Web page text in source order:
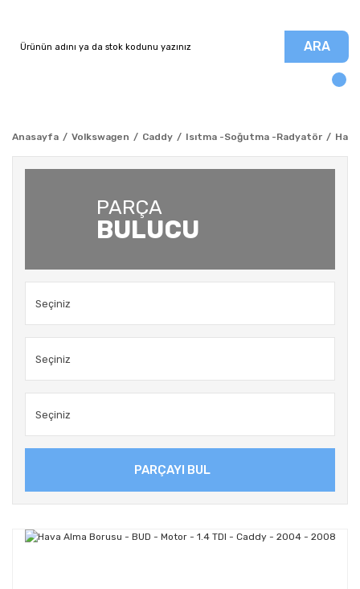
ARA
Anasayfa Volkswagen Caddy Isıtma -Soğutma -Radyatör
PARÇA
BULUCU
PARÇAYI BUL